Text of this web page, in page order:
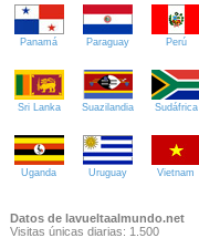
Panamá Paraguay Perú
Sri Lanka Suazilandia Sudáfrica
Uganda Uruguay Vietnam
Datos de lavueltaalmundo.net
Visitas únicas diarias: 1.500